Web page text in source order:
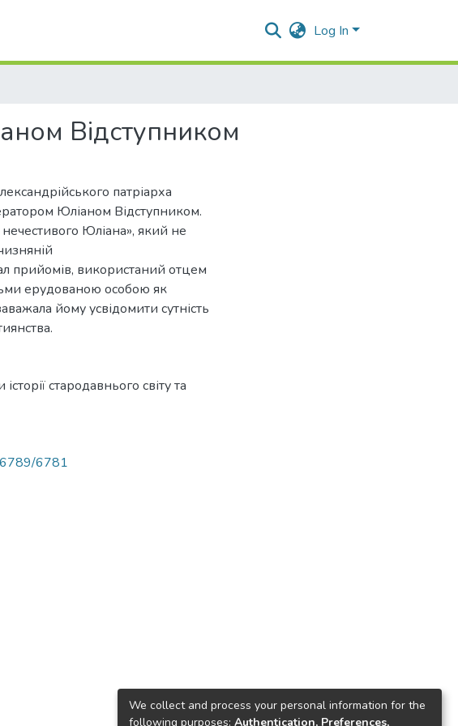
Log In
Відступником
патріарха
Юліаном Відступником.
Юліана», який не
прийомів, використаний отцем
ерудованою особою як
йому усвідомити сутність
стародавнього світу та
6781
We collect and process your personal information for the
following purposes: Authentication, Preferences,